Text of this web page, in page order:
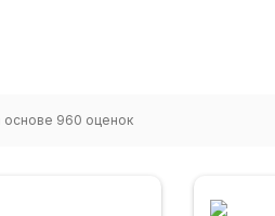
основе 960 оценок